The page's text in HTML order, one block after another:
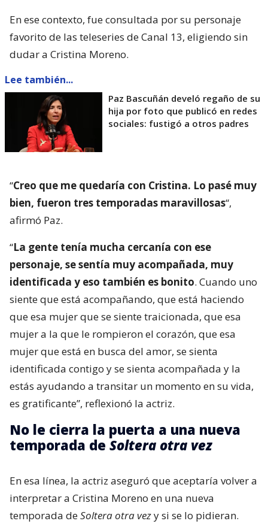
En ese contexto, fue consultada por su personaje
favorito de las teleseries de Canal 13, eligiendo sin
dudar a Cristina Moreno.
Lee también...
Paz Bascuñán develó regaño de su
hija por foto que publicó en redes
sociales: fustigó a otros padres
“Creo que me quedaría con Cristina. Lo pasé muy
bien, fueron tres temporadas maravillosas“,
afirmó Paz.
“La gente tenía mucha cercanía con ese
personaje, se sentía muy acompañada, muy
identificada y eso también es bonito. Cuando uno
siente que está acompañando, que está haciendo
que esa mujer que se siente traicionada, que esa
mujer a la que le rompieron el corazón, que esa
mujer que está en busca del amor, se sienta
identificada contigo y se sienta acompañada y la
estás ayudando a transitar un momento en su vida,
es gratificante”, reflexionó la actriz.
No le cierra la puerta a una nueva
temporada de Soltera otra vez
En esa línea, la actriz aseguró que aceptaría volver a
interpretar a Cristina Moreno en una nueva
temporada deSoltera otra vezy si se lo pidieran.